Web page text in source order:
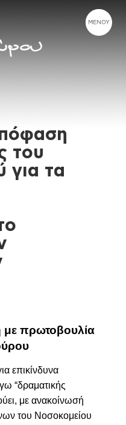
του
για τα
πρωτοβουλία
επικίνδυνα
“δραματικής
με ανακοίνωσή
του Νοσοκομείου